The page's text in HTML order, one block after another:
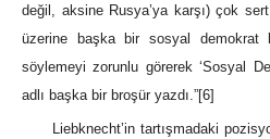
değil, aksine Rusya’ya karşı) çok
üzerine başka bir sosyal
söylemeyi zorunlu görerek ‘Sosyal
adlı başka bir broşür yazdı.”[6]
Liebknecht’in tartışmadaki